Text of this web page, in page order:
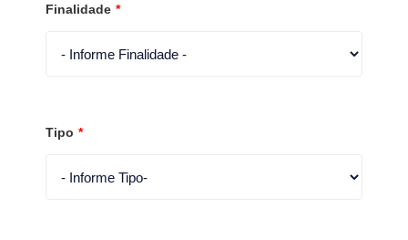
Finalidade *
Tipo *